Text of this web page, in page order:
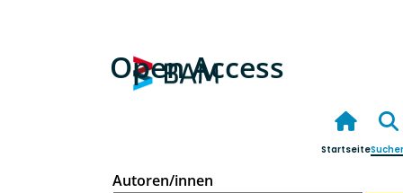
Open Access
Startseite
Autoren/innen